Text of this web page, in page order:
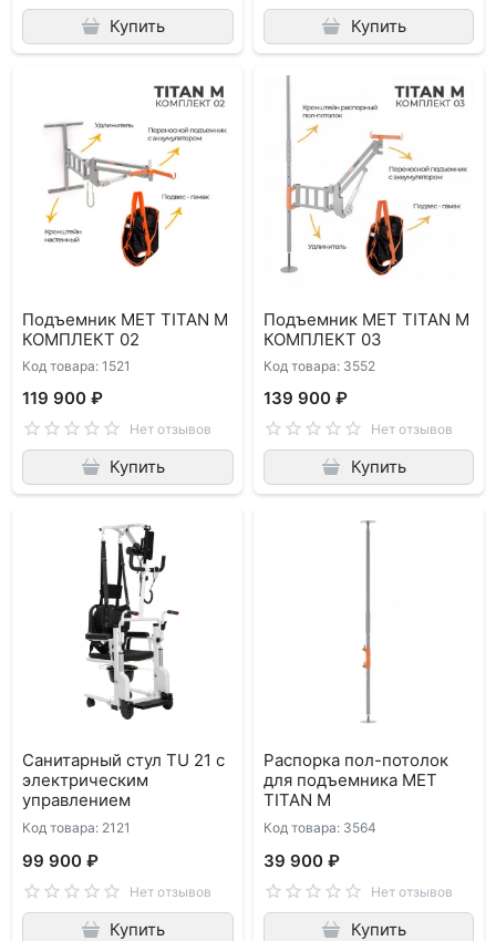
Купить Купить
Подъемник MET TITAN M
КОМПЛЕКТ 02
Код товара: 1521
119 900 ₽
Нет отзывов
Купить
Подъемник MET TITAN M
КОМПЛЕКТ 03
Код товара: 3552
139 900 ₽
Нет отзывов
Купить
Санитарный стул TU 21 с
электрическим
управлением
Код товара: 2121
99 900 ₽
Нет отзывов
Купить
Распорка пол-потолок
для подъемника MET
TITAN M
Код товара: 3564
39 900 ₽
Нет отзывов
Купить